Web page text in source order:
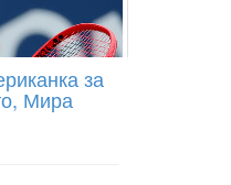
за
Мира